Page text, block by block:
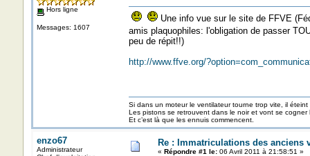
Hors ligne
Messages: 1607
Une info vue sur le site de FFVE
amis plaquophiles: l'obligation de passer
peu de répit!!)
http://www.ffve.org/
Si dans un moteur le ventilateur tourne trop vite, il éteint
Les pistons se retrouvent dans le noir et vont se
Et c’est là que les ennuis commencent.
enzo67
Administrateur
Re : Immatriculations des anciens
« Répondre #1 le:06 Avril 2011 à 21:58:51 »